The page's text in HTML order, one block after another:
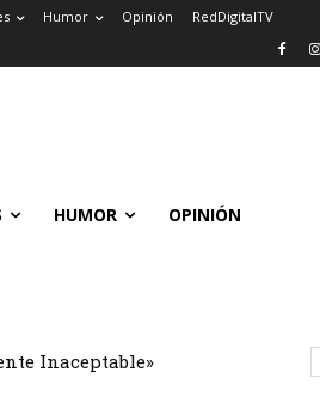
Humor Opinión RedDigitalTV
HUMOR OPINIÓN
Inaceptable»